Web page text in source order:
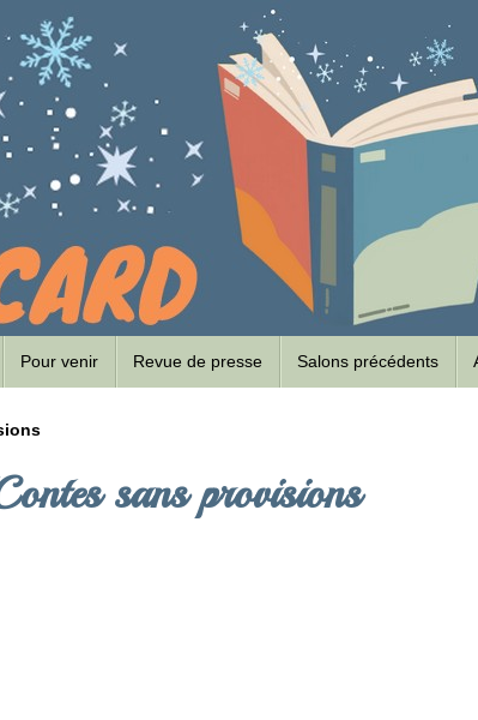
Pour venir Revue de presse Salons précédents
sans provisions